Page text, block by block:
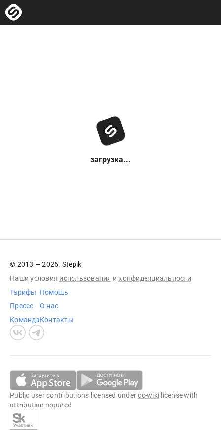
загрузка...
© 2013 — 2026. Stepik
Наши условия использования и конфиденциальности
Тарифы
Прессе
Команда
Помощь
О нас
Контакты
Public user contributions licensed undercc-wiki license with
attribution required